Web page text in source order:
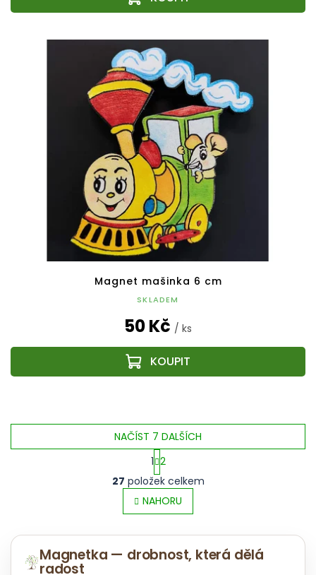
Magnet mašinka 6 cm
SKLADEM
50 Kč / ks
O
v
l
á
c
NAČÍST 7 DALŠÍCH
S
t
r
á
n
o
1 2
27 položek celkem
NAHORU
Magnetka — drobnost, která dělá
radost